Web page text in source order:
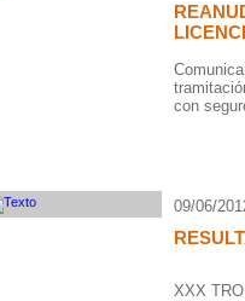
con
09/06/
XXX